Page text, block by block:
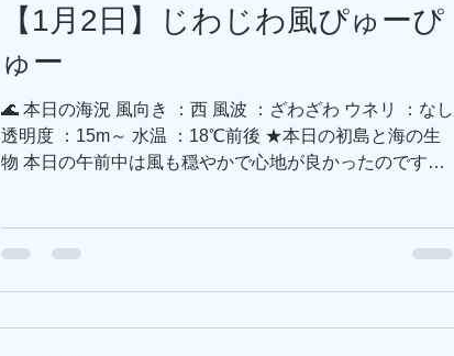
予報】 明日は西風が強めの予報となっています。 朝一、
Facebookで海況動画ア
【1月2日】じわじわ風ぴゅーぴ
ゅー
🌊 本日の海況 風向き ：西 風波 ：ざわざわ ウネリ ：なし
透明度 ：15m～ 水温 ：18℃前後 ★本日の初島と海の生
物 本日の午前中は風も穏やかで心地が良かったのです
ノオトシゴのみそかちゃん🤣 白クマも変わらず頑張って